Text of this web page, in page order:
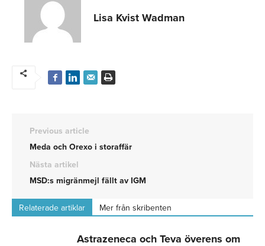
Lisa Kvist Wadman
Previous article
Meda och Orexo i storaffär
Nästa artikel
MSD:s migränmejl fällt av IGM
Relaterade artiklar Mer från skribenten
Astrazeneca och Teva överens om